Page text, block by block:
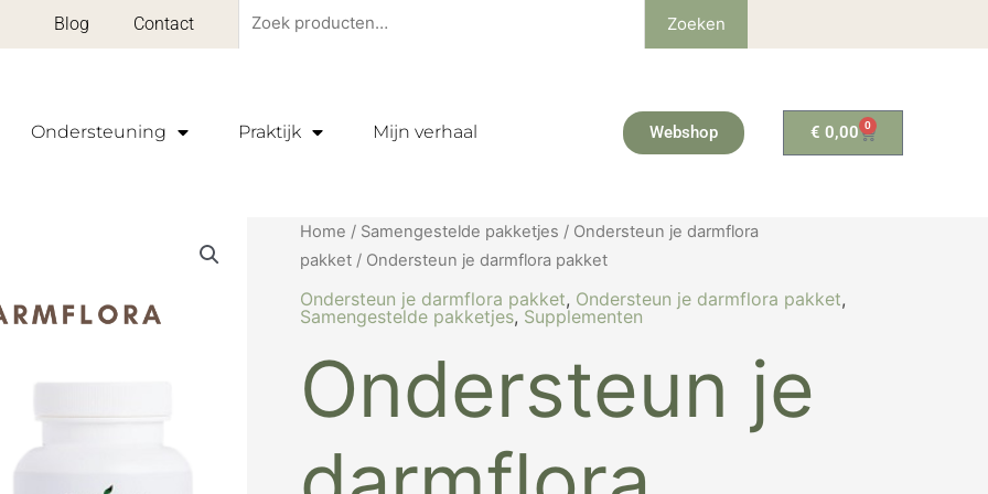
Blog Contact
Zoeken
Zoeken
Ondersteuning Praktijk Mijn verhaal Webshop € 0,00 0
Winkelwagen
Home / Samengestelde pakketjes / Ondersteun je darmflora
pakket / Ondersteun je darmflora pakket
Ondersteun je darmflora pakket, Ondersteun je darmflora pakket,
Samengestelde pakketjes, Supplementen
Ondersteun je
Oorspronkelijke
prijs
was:
€ 109,97.
Huidige
prijs
is:
€ 105,97.
Ondersteun
je
darmflora
pakket